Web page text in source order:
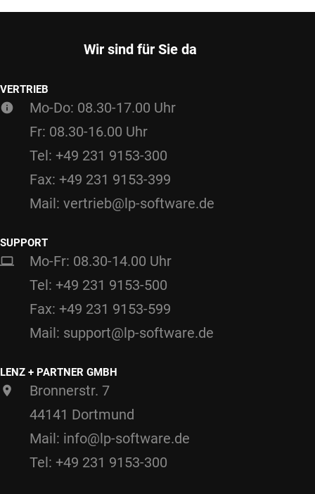
Wir sind für Sie da
VERTRIEB
Mo-Do: 08.30-17.00 Uhr
Fr: 08.30-16.00 Uhr
Tel: +49 231 9153-300
Fax: +49 231 9153-399
Mail: vertrieb@lp-software.de
SUPPORT
Mo-Fr: 08.30-14.00 Uhr
Tel: +49 231 9153-500
Fax: +49 231 9153-599
Mail: support@lp-software.de
LENZ + PARTNER GMBH
Bronnerstr. 7
44141 Dortmund
Mail: info@lp-software.de
Tel: +49 231 9153-300